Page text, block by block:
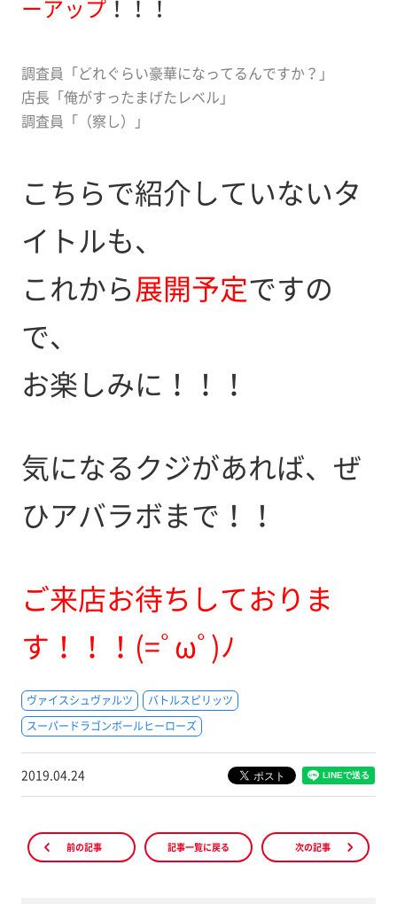
ーアップ！！！
調査員「どれぐらい豪華になってるんですか？」
店長「俺がすったまげたレベル」
調査員「（察し）」
こちらで紹介していないタ
イトルも、
これから展開予定ですの
で、
お楽しみに！！！
気になるクジがあれば、ぜ
ひアバラボまで！！
ご来店お待ちしておりま
す！！！(=ﾟωﾟ)ﾉ
ヴァイスシュヴァルツ
バトルスピリッツ
スーパードラゴンボールヒーローズ
2019.04.24
前の記事 記事一覧に戻る 次の記事